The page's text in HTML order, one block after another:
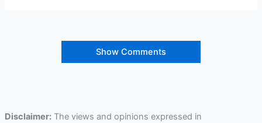
Show Comments
Disclaimer:The views and opinions expressed in